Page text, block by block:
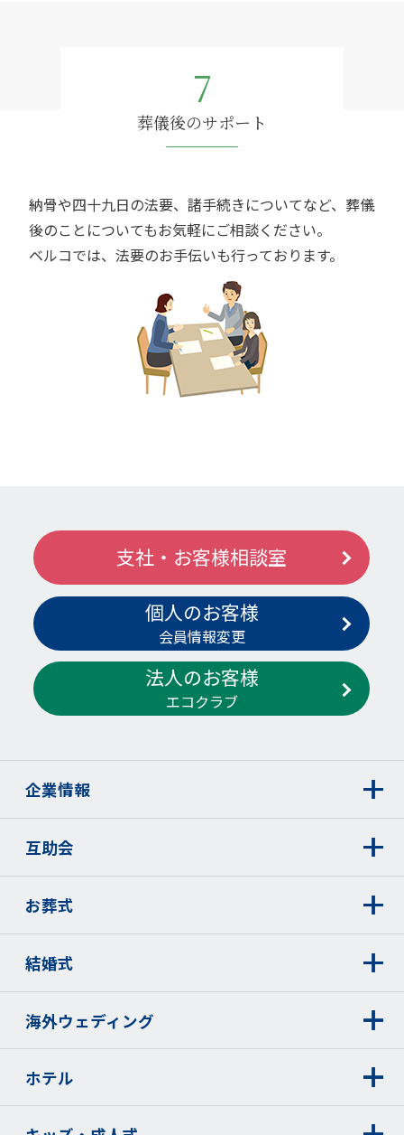
7
葬儀後のサポート
納骨や四十九日の法要、諸手続きについてなど、葬儀
後のことについてもお気軽にご相談ください。
ベルコでは、法要のお手伝いも行っております。
支社・お客様相談室
個人のお客様
会員情報変更
法人のお客様
エコクラブ
企業情報
互助会
お葬式
結婚式
海外ウェディング
ホテル